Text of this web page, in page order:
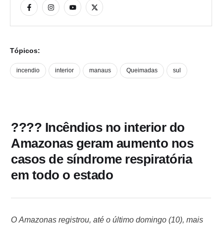
Tópicos:
incendio interior manaus Queimadas sul
???? Incêndios no interior do
Amazonas geram aumento nos
casos de síndrome respiratória
em todo o estado
O Amazonas registrou, até o último domingo (10), mais